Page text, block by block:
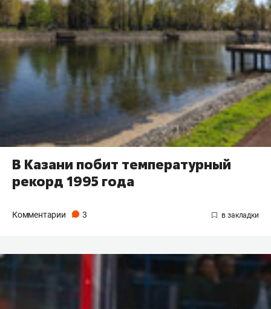
В Казани побит температурный
рекорд 1995 года
Комментарии 3